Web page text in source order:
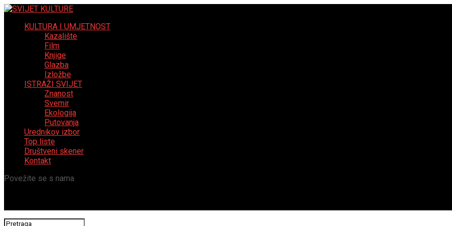
KULTURA I UMJETNOST
Kazalište
Film
Knjige
Glazba
Izložbe
ISTRAŽI SVIJET
Znanost
Svemir
Ekologija
Putovanja
Urednikov izbor
Top liste
Društveni skener
Kontakt
Povežite se s nama